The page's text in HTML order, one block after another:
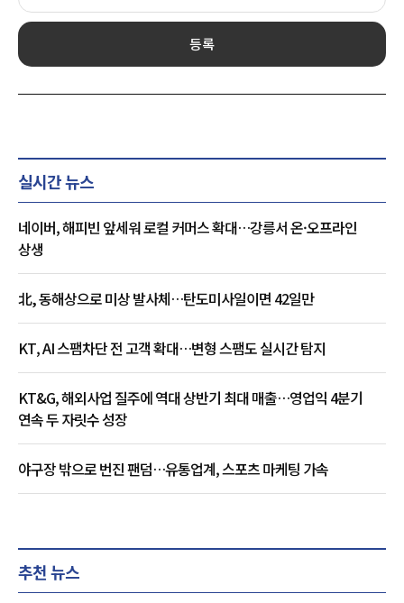
등록
실시간 뉴스
네이버, 해피빈 앞세워 로컬 커머스 확대…강릉서 온·오프라인
상생
北, 동해상으로 미상 발사체…탄도미사일이면 42일만
KT, AI 스팸차단 전 고객 확대…변형 스팸도 실시간 탐지
KT&G, 해외사업 질주에 역대 상반기 최대 매출…영업익 4분기
연속 두 자릿수 성장
야구장 밖으로 번진 팬덤…유통업계, 스포츠 마케팅 가속
추천 뉴스